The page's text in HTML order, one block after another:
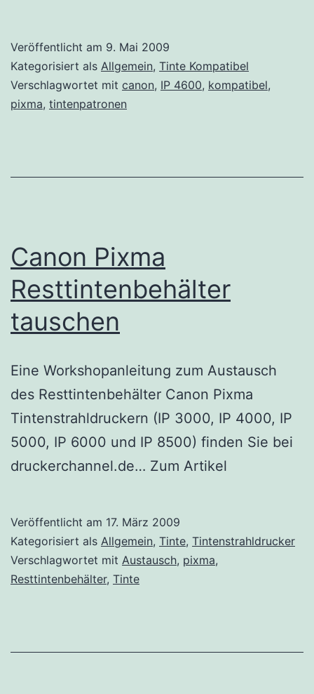
Veröffentlicht am 9. Mai 2009
Kategorisiert als Allgemein, Tinte Kompatibel
Verschlagwortet mit canon, IP 4600, kompatibel,
pixma, tintenpatronen
Canon Pixma
Resttintenbehälter
tauschen
Eine Workshopanleitung zum Austausch
des Resttintenbehälter Canon Pixma
Tintenstrahldruckern (IP 3000, IP 4000, IP
5000, IP 6000 und IP 8500) finden Sie bei
druckerchannel.de… Zum Artikel
Veröffentlicht am 17. März 2009
Kategorisiert als Allgemein, Tinte, Tintenstrahldrucker
Verschlagwortet mit Austausch, pixma,
Resttintenbehälter, Tinte